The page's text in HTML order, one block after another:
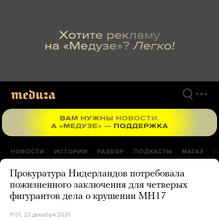
НОВОСТИ ИСТОРИИ РАЗБОР ПОДКАСТЫ МАГАЗ
Прокуратура Нидерландов потребовала
пожизненного заключения для четверых
фигурантов дела о крушении MH17
11:01, 22 декабря 2021